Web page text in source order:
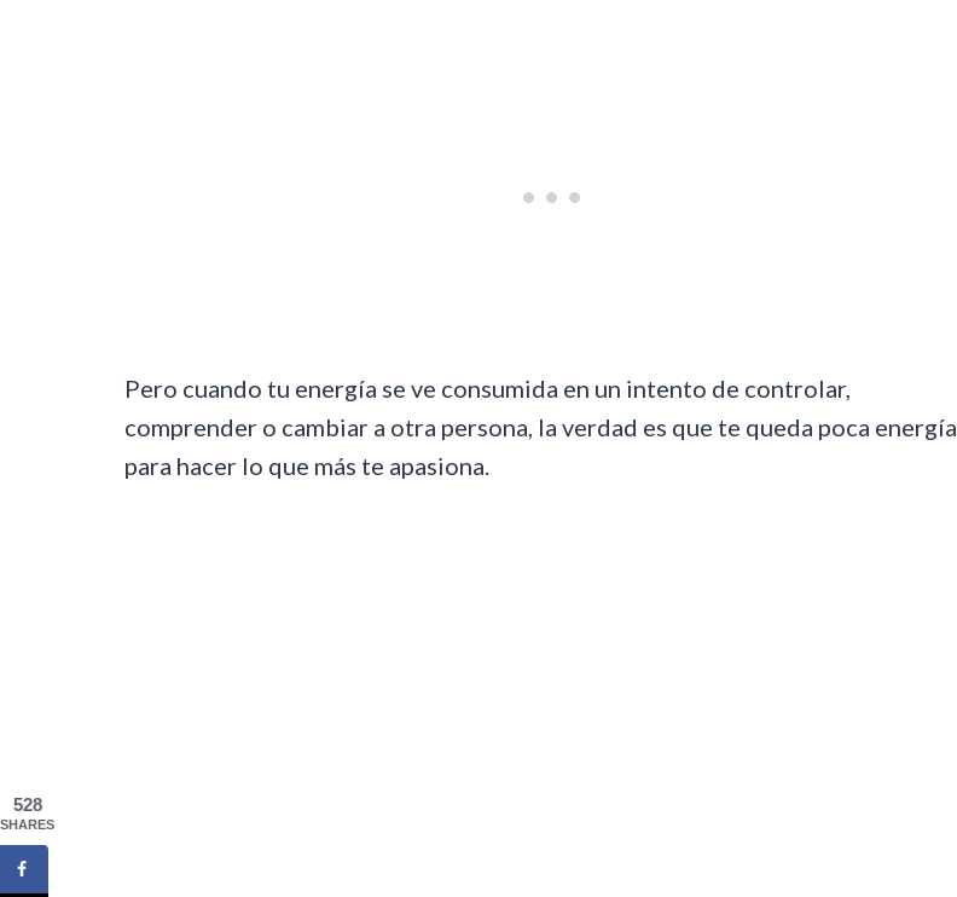
Pero cuando tu energía se ve consumida en un intento de controlar,
comprender o cambiar a otra persona, la verdad es que te queda poca energía
para hacer lo que más te apasiona.
528
SHARES